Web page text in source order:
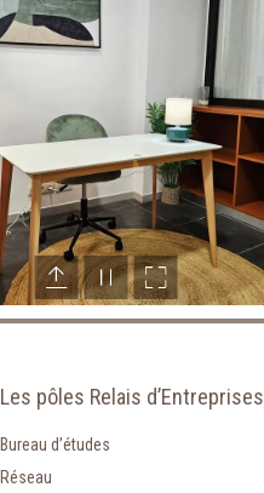
Les pôles Relais d’Entreprises
Bureau d’études
Réseau